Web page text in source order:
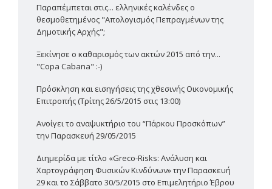
Παραπέμπεται στις... ελληνικές καλένδες ο
θεσμοθετημένος "Απολογισμός Πεπραγμένων της
Δημοτικής Αρχής";
Ξεκίνησε ο καθαρισμός των ακτών 2015 από την...
"Copa Cabana" :-)
Πρόσκληση και εισηγήσεις της χθεσινής Οικονομικής
Επιτροπής (Τρίτης 26/5/2015 στις 13:00)
Ανοίγει το αναψυκτήριο του “Πάρκου Προσκόπων”
την Παρασκευή 29/05/2015
Διημερίδα με τίτλο «Greco-Risks: Ανάλυση και
Χαρτογράφηση Φυσικών Κινδύνων» την Παρασκευή
29 και το Σάββατο 30/5/2015 στο Επιμελητήριο Έβρου